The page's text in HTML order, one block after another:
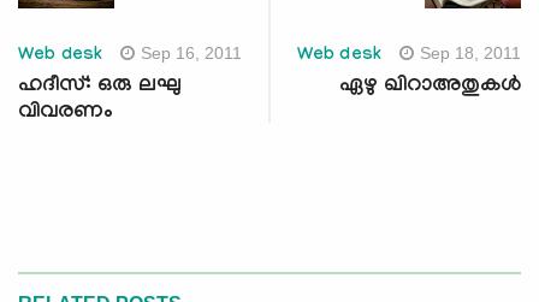
Web desk Sep 16, 2011
ഹദീസ്: ഒരു ലഘു
വിവരണം
Web desk Sep 18, 2011
ഏഴു ഖിറാഅതുകള്‍